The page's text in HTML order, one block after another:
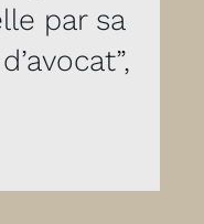
par sa